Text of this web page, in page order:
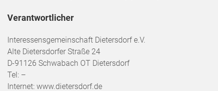
Verantwortlicher
Interessensgemeinschaft Dietersdorf e.V.
Alte Dietersdorfer Straße 24
D-91126 Schwabach OT Dietersdorf
Tel: –
Internet: www.dietersdorf.de